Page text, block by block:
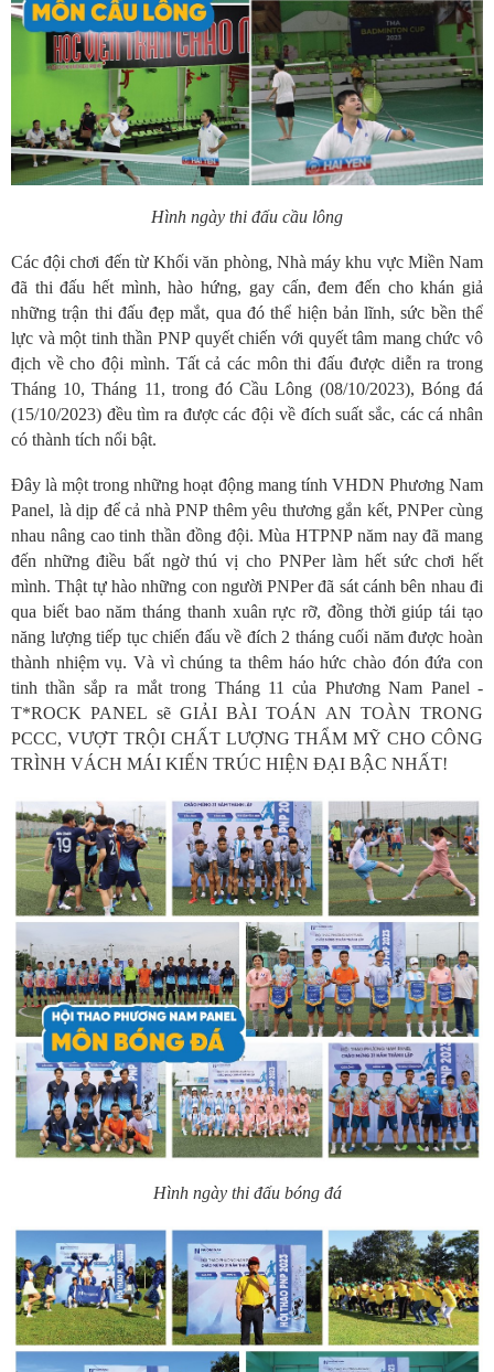
Hình ngày thi đấu cầu lông
Các đội chơi đến từ Khối văn phòng, Nhà máy khu vực Miền Nam
đã thi đấu hết mình, hào hứng, gay cấn, đem đến cho khán giả
những trận thi đấu đẹp mắt, qua đó thể hiện bản lĩnh, sức bền thể
lực và một tinh thần PNP quyết chiến với quyết tâm mang chức vô
địch về cho đội mình. Tất cả các môn thi đấu được diễn ra trong
Tháng 10, Tháng 11, trong đó Cầu Lông (08/10/2023), Bóng đá
(15/10/2023) đều tìm ra được các đội về đích suất sắc, các cá nhân
có thành tích nổi bật.
Đây là một trong những hoạt động mang tính VHDN Phương Nam
Panel, là dịp để cả nhà PNP thêm yêu thương gắn kết, PNPer cùng
nhau nâng cao tinh thần đồng đội. Mùa HTPNP năm nay đã mang
đến những điều bất ngờ thú vị cho PNPer làm hết sức chơi hết
mình. Thật tự hào những con người PNPer đã sát cánh bên nhau đi
qua biết bao năm tháng thanh xuân rực rỡ, đồng thời giúp tái tạo
năng lượng tiếp tục chiến đấu về đích 2 tháng cuối năm được hoàn
thành nhiệm vụ. Và vì chúng ta thêm háo hức chào đón đứa con
tinh thần sắp ra mắt trong Tháng 11 của Phương Nam Panel -
T*ROCK PANEL sẽ GIẢI BÀI TOÁN AN TOÀN TRONG
PCCC, VƯỢT TRỘI CHẤT LƯỢNG THẨM MỸ CHO CÔNG
TRÌNH VÁCH MÁI KIẾN TRÚC HIỆN ĐẠI BẬC NHẤT!
Hình ngày thi đấu bóng đá